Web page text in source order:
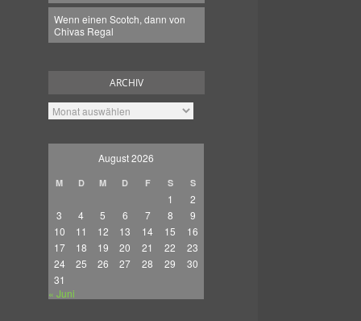
Wenn einen Scotch, dann von
Chivas Regal
ARCHIV
Archiv
August 2026
M D M D F S S
1
2
3
4 5 6 7 8
9
10
11 12 13 14 15
16
17
18 19 20 21 22
23
24
25 26 27 28 29
30
31
« Juni